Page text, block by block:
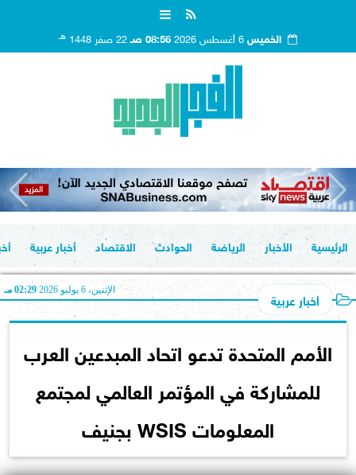
الخميس 08:56 صـ 22 صفر 1448 هـ
الرئيسية الأخبار الرياضة الحوادث الاقتصاد أخبار عربية
أخبار عربية الإثنين، 6 يوليو 2026 02:29 مـ
الأمم المتحدة تدعو اتحاد المبدعين العرب
للمشاركة في المؤتمر العالمي لمجتمع
المعلومات WSIS بجنيف